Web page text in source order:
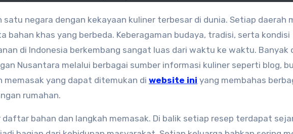
bahan khas yang berbeda. Keberagaman budaya, tradisi, serta kondisi
di Indonesia berkembang sangat luas dari waktu ke waktu. Banyak
Nusantara melalui berbagai sumber informasi kuliner seperti blog,
memasak yang dapat ditemukan di website ini yang membahas
rumahan.
daftar bahan dan langkah memasak. Di balik setiap resep terdapat